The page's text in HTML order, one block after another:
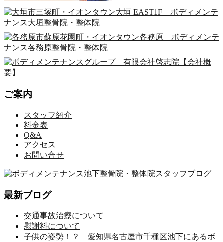
ご案内
スタッフ紹介
料金表
Q&A
アクセス
お問い合せ
最新ブログ
交通事故治療について
慰謝料について
子供の姿勢！？ 愛知県名古屋市千種区池下にあるボ